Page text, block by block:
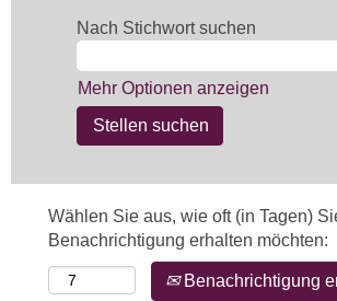
Nach Stichwort suchen
Mehr Optionen anzeigen
Wählen Sie aus, wie oft (in Tagen)
Benachrichtigung erhalten möchten:
Benachrichtigung